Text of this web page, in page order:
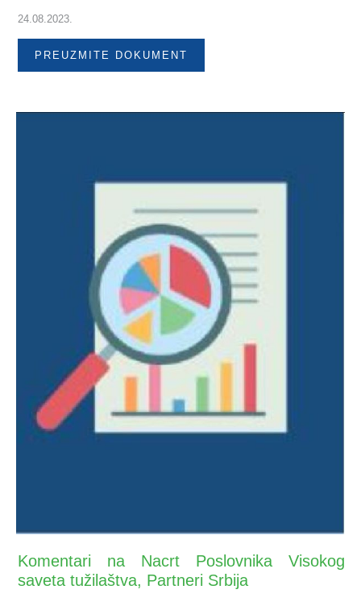
24.08.2023.
PREUZMITE DOKUMENT
Komentari na Nacrt Poslovnika Visokog
saveta tužilaštva, Partneri Srbija